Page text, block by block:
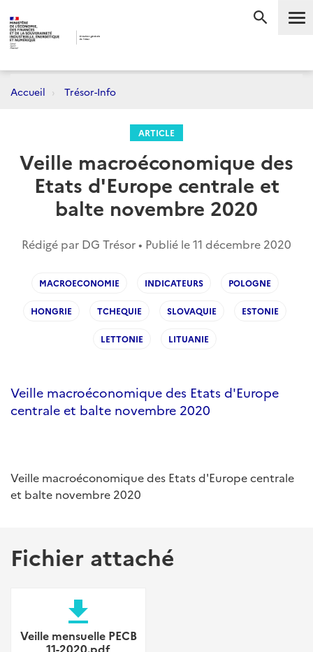
Accueil Trésor-Info
ARTICLE
Veille macroéconomique des
Etats d'Europe centrale et
balte novembre 2020
Rédigé par DG Trésor • Publié le11 décembre 2020
MACROECONOMIE INDICATEURS POLOGNE
HONGRIE TCHEQUIE SLOVAQUIE ESTONIE
LETTONIE LITUANIE
Veille macroéconomique des Etats d'Europe
centrale et balte novembre 2020
Veille macroéconomique des Etats d'Europe centrale
et balte novembre 2020
Fichier attaché
file_download
Veille mensuelle PECB
11-2020.pdf